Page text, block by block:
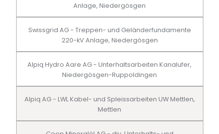
Anlage, Niedergösgen
Swissgrid AG - Treppen- und Geländerfundamente
220-kV Anlage, Niedergösgen
Alpiq Hydro Aare AG - Unterhaltsarbeiten Kanalufer,
Niedergösgen-Ruppoldingen
Alpiq AG - LWL Kabel- und Spleissarbeiten UW Mettlen,
Mettlen